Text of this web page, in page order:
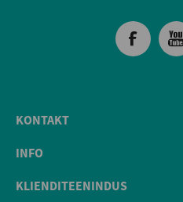
KONTAKT
INFO
KLIENDITEENINDUS